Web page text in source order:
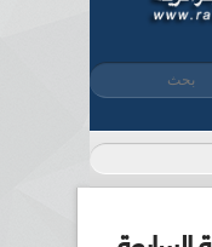
البحث ‏بحث ‏